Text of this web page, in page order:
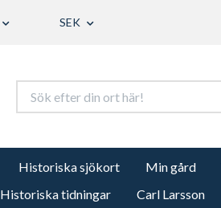
SEK
Historiska sjökort Min gård
Historiska tidningar Carl Larsson